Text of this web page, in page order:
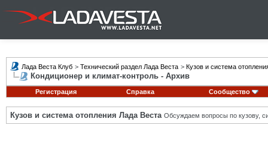
Лада Веста Клуб > Технический раздел Лада Веста > Кузов и система
Кондиционер и климат-контроль - Архив
Регистрация Справка Сообщество
Кузов и система отопления Лада Веста Обсуждаем вопросы по кузову,